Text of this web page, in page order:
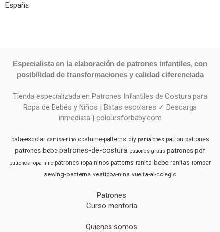
España
Especialista en la elaboración de patrones infantiles, con
posibilidad de transformaciones y calidad diferenciada
Tienda especializada en Patrones Infantiles de Costura para
Ropa de Bebés y Niños | Batas escolares ✓ Descarga
inmediata | coloursforbaby.com
bata-escolar camisa-nino costume-patterns diy pantalones patron patrones
patrones-bebe patrones-de-costura patrones-gratis patrones-pdf
patrones-ropa-nino patrones-ropa-ninos patterns ranita-bebe ranitas romper
sewing-patterns vestidos-nina vuelta-al-colegio
Patrones
Curso mentoría
Quienes somos